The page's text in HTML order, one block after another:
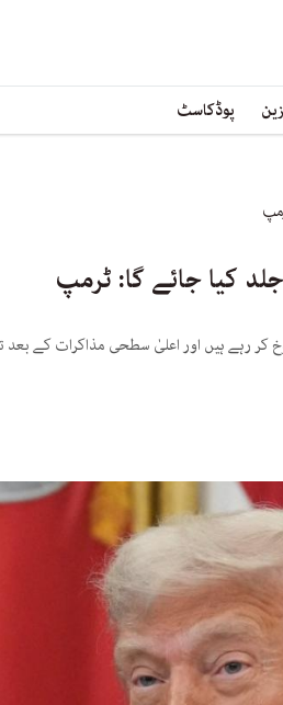
پوڈکاسٹ
کیا جائے گا: ٹرمپ
کر رہے ہیں اور اعلیٰ سطحی مذاکرات کے